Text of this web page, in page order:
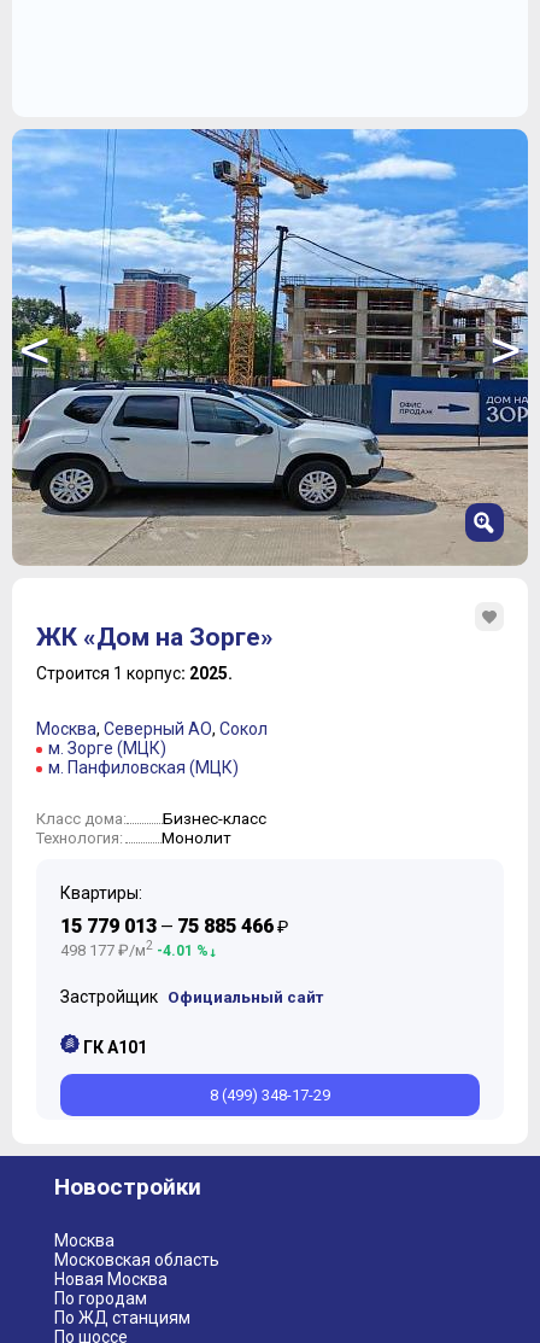
< >
3
4
6
7
8
ЖК «Дом на Зорге»
Строится 1 корпус: 2025.
Москва, Северный АО, Сокол
м. Зорге (МЦК)
м. Панфиловская (МЦК)
Класс дома: Бизнес-класс
Технология: Монолит
Квартиры:
15 779 013 — 75 885 466₽
498 177 ₽/м2 -4.01 %
Застройщик Официальный сайт
ГК А101
8 (499) 348-17-29
Новостройки
Москва
Московская область
Новая Москва
По городам
По ЖД станциям
По шоссе